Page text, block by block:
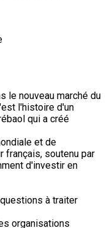
le nouveau marché du
l'histoire d'un
qui a créé
et de
français, soutenu par
d'investir en
à traiter
organisations